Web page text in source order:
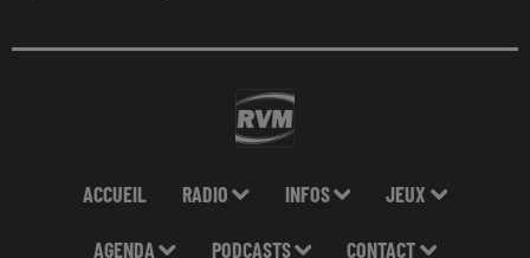
ACCUEIL RADIO INFOS JEUX
AGENDA PODCASTS CONTACT